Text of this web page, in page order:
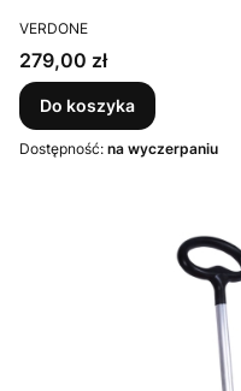
PRODUCENT
VERDONE
Cena
279,00 zł
Do koszyka
Dostępność: na wyczerpaniu